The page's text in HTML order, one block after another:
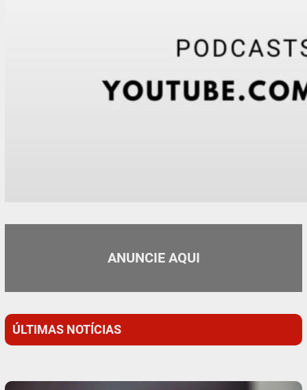
ANUNCIE AQUI
ÚLTIMAS NOTÍCIAS